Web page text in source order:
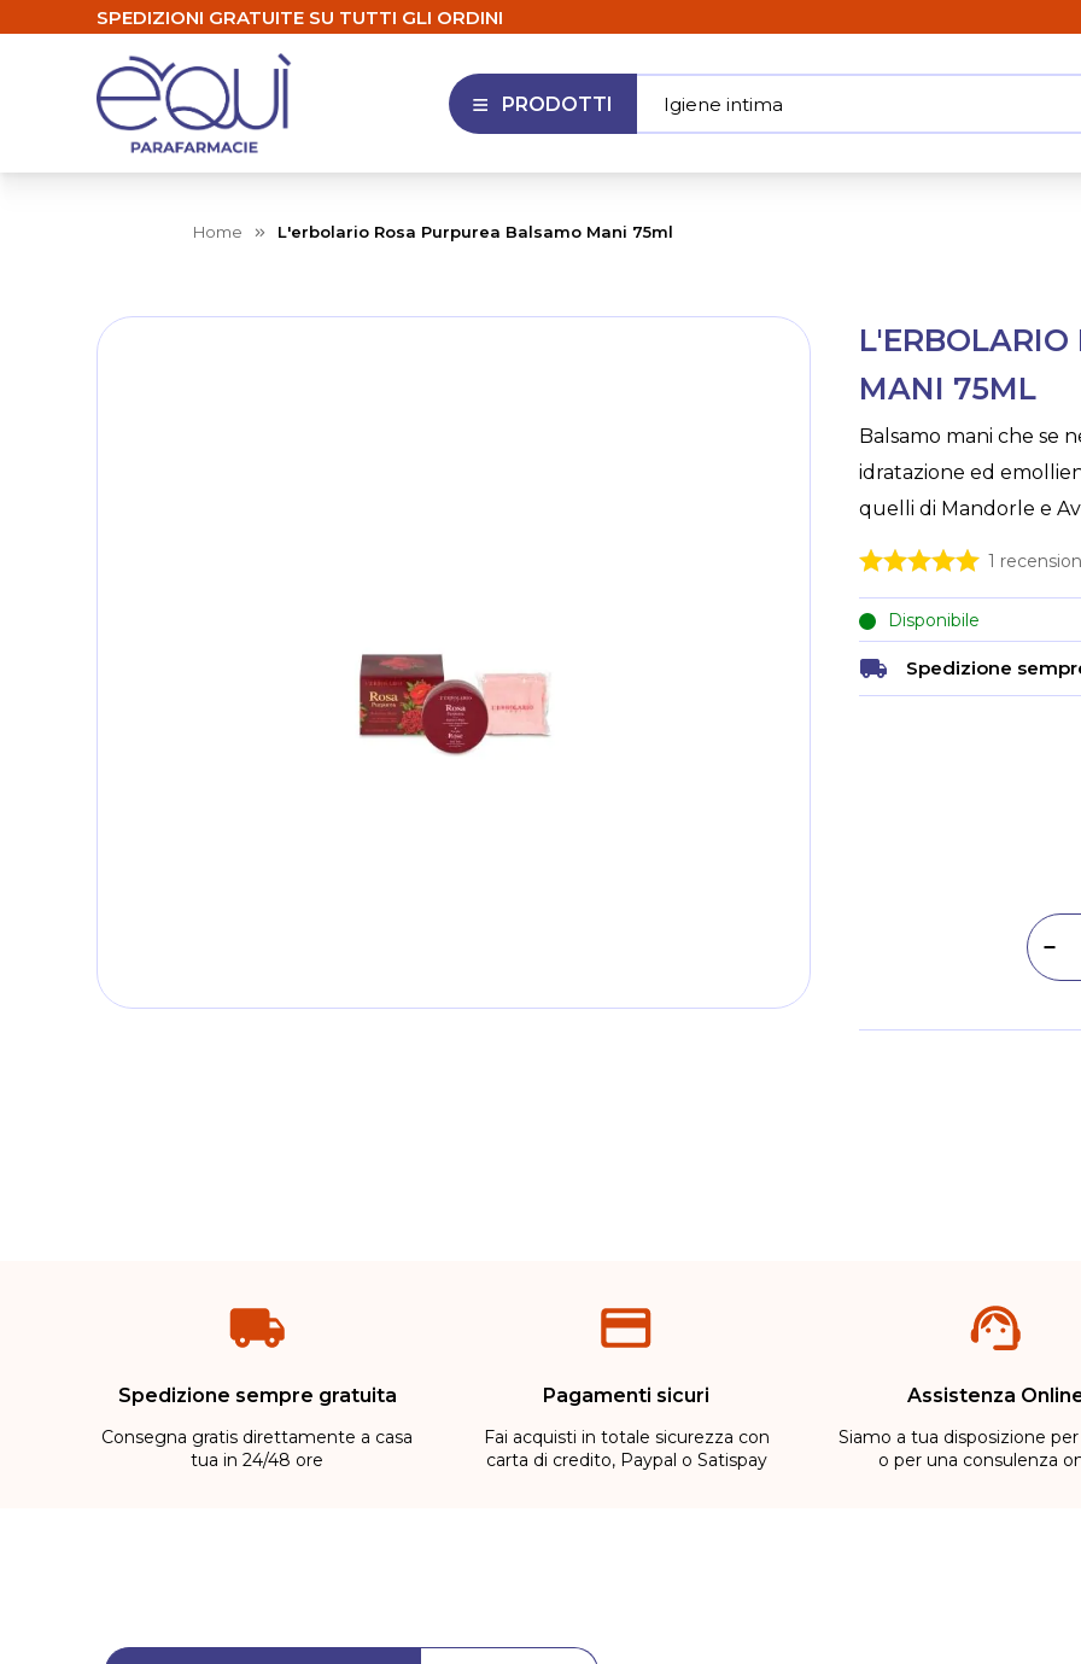
SPEDIZIONI GRATUITE SU TUTTI GLI ORDINI
APRI MENU
PRODOTTI Igiene intima
Home L'erbolario Rosa Purpurea Balsamo Mani 75ml
MANI 75ML
Balsamo mani che se
idratazione ed
quelli di Mandorle e
1
Disponibile
Spedizione
Skip
to
to
beginning
images
gallery
Spedizione sempre gratuita
Consegna gratis direttamente a casa
tua in 24/48 ore
Pagamenti sicuri
Fai acquisti in totale sicurezza con
carta di credito, Paypal o Satispay
Assistenza
Siamo a tua disposizione
o per una consulenza